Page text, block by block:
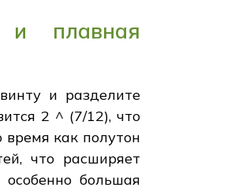
и плавная
и разделите
2 ^ (7/12), что
как полутон
что расширяет
большая